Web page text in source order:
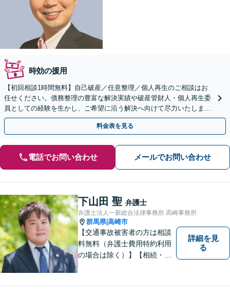
時効の援用
【初回相談1時間無料】自己破産／任意整理／個人再生のご相談はお
任せください。債務整理の豊富な解決実績や破産管財人・個人再生委
員としての経験を生かし、ご希望に沿う解決へ向けて尽力いたしま
す。【夜間・休日対応可】
料金表を見る
電話でお問い合わせ メールでお問い合わせ
下山田 聖 弁護士
弁護士法人一新総合法律事務所 高崎事務所
群馬県|高崎市
【交通事故被害者の方は相談
料無料（弁護士費用特約利用
の場合は除く）】【相続・債
以上の弁護士が所属／チーム
詳細を見
る